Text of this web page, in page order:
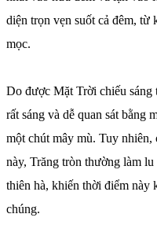
diện trọn vẹn suốt cả đêm,
mọc.
Do được Mặt Trời chiếu sáng
rất sáng và dễ quan sát bằng
một chút mây mù. Tuy
này, Trăng tròn thường làm
thiên hà, khiến thời điểm này
chúng.